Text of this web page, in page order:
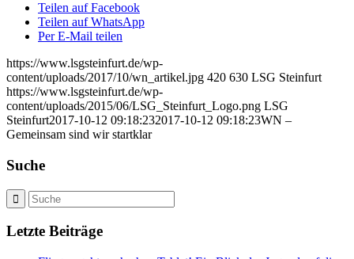
Teilen auf Facebook
Teilen auf WhatsApp
Per E-Mail teilen
https://www.lsgsteinfurt.de/wp-
content/uploads/2017/10/wn_artikel.jpg 420 630 LSG Steinfurt
https://www.lsgsteinfurt.de/wp-
content/uploads/2015/06/LSG_Steinfurt_Logo.png LSG
Steinfurt2017-10-12 09:18:232017-10-12 09:18:23WN –
Gemeinsam sind wir startklar
Suche
Letzte Beiträge